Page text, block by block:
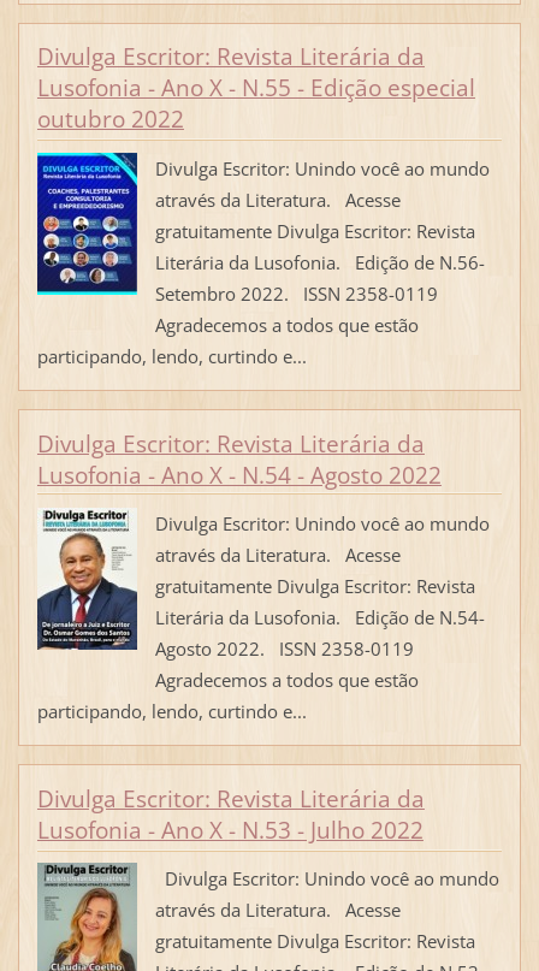
Divulga Escritor: Revista Literária da
Lusofonia - Ano X - N.55 - Edição especial
outubro 2022
Divulga Escritor: Unindo você ao mundo
através da Literatura. Acesse
gratuitamente Divulga Escritor: Revista
Literária da Lusofonia. Edição de N.56-
Setembro 2022. ISSN 2358-0119
Agradecemos a todos que estão
participando, lendo, curtindo e...
Divulga Escritor: Revista Literária da
Lusofonia - Ano X - N.54 - Agosto 2022
Divulga Escritor: Unindo você ao mundo
através da Literatura. Acesse
gratuitamente Divulga Escritor: Revista
Literária da Lusofonia. Edição de N.54-
Agosto 2022. ISSN 2358-0119
Agradecemos a todos que estão
participando, lendo, curtindo e...
Divulga Escritor: Revista Literária da
Lusofonia - Ano X - N.53 - Julho 2022
Divulga Escritor: Unindo você ao mundo
através da Literatura. Acesse
gratuitamente Divulga Escritor: Revista